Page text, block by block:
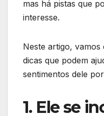
mas há pistas que
interesse.
Neste artigo, vamos
dicas que podem
sentimentos dele
1. Ele se